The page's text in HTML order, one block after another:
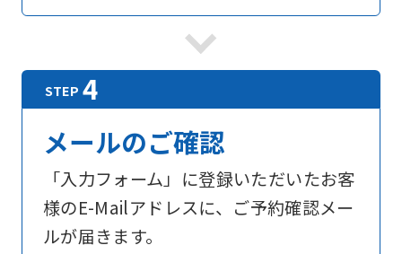
メールのご確認
「入力フォーム」に登録いただいたお客
様のE-Mailアドレスに、ご予約確認メー
ルが届きます。